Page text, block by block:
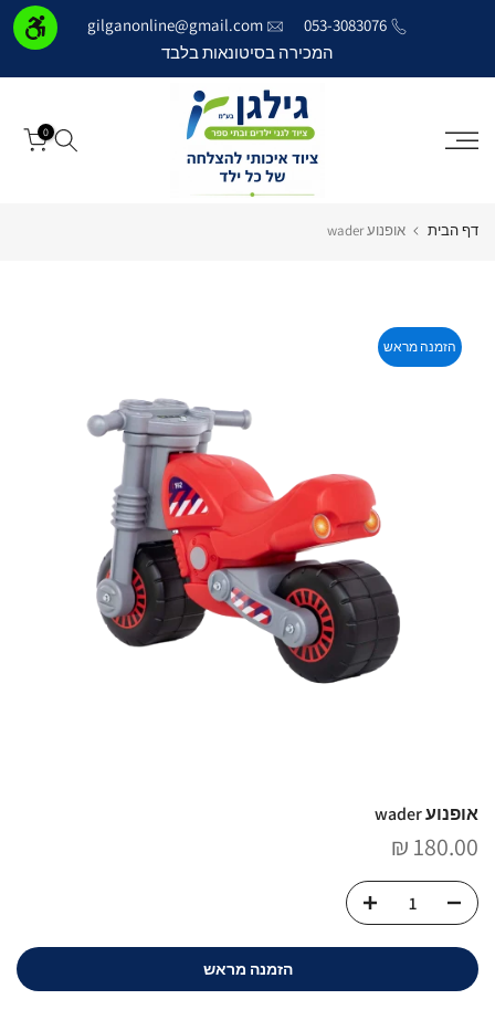
053-3083076
gilganonline@gmail.com
המכירה בסיטונאות בלבד
0
דף הבית אופנוע wader
הזמנה מראש
אופנוע wader
180.00 ₪
הזמנה מראש